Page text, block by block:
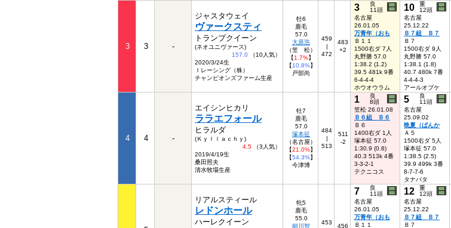
3 3 -
ジャスタウェイ
ヴァークスティ
トランプクイーン
(ネオユニヴァース)
157.0 （10人気）
2020/3/24生
Ｉレーシング（株）
チャンピオンズファーム生産
牡6
鹿毛
57.0
大原浩
（笠 松）
【1.7%】
【10.8%】
戸部尚
459
|
472
483
+2
3
良
11頭
名古屋
26.01.05
万青年（おも
Ｂ１１
1500右ダ 7人
丸野勝 57.0
1:38.2 (1.2)
39.5 481k 9番
6-4-4-4
ホウオウラム
10
重
12頭
名古屋
25.12.22
Ｂ７組 Ｂ７
Ｂ７
1500右ダ 9人
丸野勝 57.0
1:38.1 (1.8)
40.7 480k 7番
4-4-4-3
アールオブケ
4 4 -
エイシンヒカリ
ララエフォール
ヒラルダ
(Ｋｙｌｌａｃｈｙ)
4.5 （3人気）
2019/4/19生
桑田照夫
清水牧場生産
牡7
鹿毛
57.0
塚本征
（名古屋）
【21.0%】
【54.3%】
今津博
484
|
513
511
-2
1
良
8頭
笠松 26.01.08
Ｂ６組 Ｂ６
Ｂ６
1400右ダ 1人
塚本征 57.0
1:30.9 (0.8)
40.3 513k 4番
3-3-2-1
テクニコス
5
良
11頭
名古屋
25.09.02
晩夏（ばんか
Ａ５
1500右ダ 5人
塚本征 57.0
1:38.5 (2.5)
39.9 499k 3番
8-7-7-6
タナバタ
リアルスティール
レドンホール
ハーレクイーン
牝5
鹿毛
55.0
細川智
453
456
7
良
11頭
名古屋
26.01.05
万青年（おも
Ｂ１１
12
重
12頭
名古屋
25.12.22
Ｂ７組 Ｂ７
Ｂ７